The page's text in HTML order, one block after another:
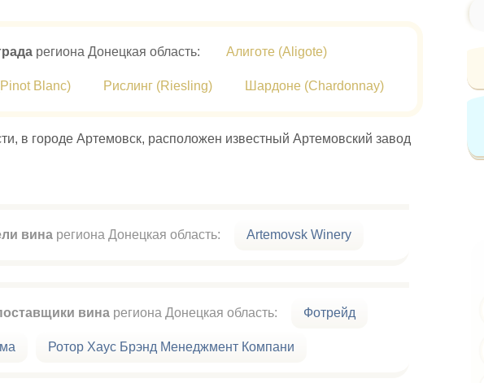
региона Донецкая область: Алиготе (Aligote)
Blanc) Рислинг (Riesling) Шардоне (Chardonnay)
в городе Артемовск, расположен известный Артемовский завод
вина региона Донецкая область: Artemovsk Winery
винарегиона Донецкая область: Фотрейд
Ротор Хаус Брэнд Менеджмент Компани